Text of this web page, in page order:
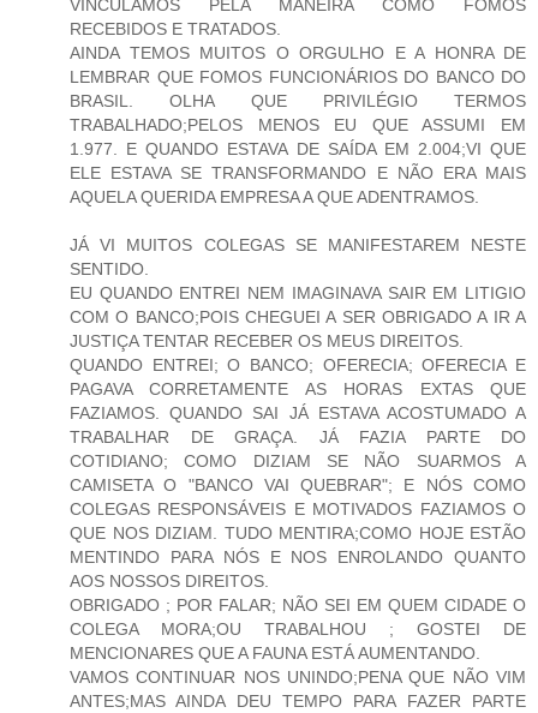
VINCULAMOS PELA MANEIRA COMO FOMOS
RECEBIDOS E TRATADOS.
AINDA TEMOS MUITOS O ORGULHO E A HONRA DE
LEMBRAR QUE FOMOS FUNCIONÁRIOS DO BANCO DO
BRASIL. OLHA QUE PRIVILÉGIO TERMOS
TRABALHADO;PELOS MENOS EU QUE ASSUMI EM
1.977. E QUANDO ESTAVA DE SAÍDA EM 2.004;VI QUE
ELE ESTAVA SE TRANSFORMANDO E NÃO ERA MAIS
AQUELA QUERIDA EMPRESA A QUE ADENTRAMOS.
JÁ VI MUITOS COLEGAS SE MANIFESTAREM NESTE
SENTIDO.
EU QUANDO ENTREI NEM IMAGINAVA SAIR EM LITIGIO
COM O BANCO;POIS CHEGUEI A SER OBRIGADO A IR A
JUSTIÇA TENTAR RECEBER OS MEUS DIREITOS.
QUANDO ENTREI; O BANCO; OFERECIA; OFERECIA E
PAGAVA CORRETAMENTE AS HORAS EXTAS QUE
FAZIAMOS. QUANDO SAI JÁ ESTAVA ACOSTUMADO A
TRABALHAR DE GRAÇA. JÁ FAZIA PARTE DO
COTIDIANO; COMO DIZIAM SE NÃO SUARMOS A
CAMISETA O "BANCO VAI QUEBRAR"; E NÓS COMO
COLEGAS RESPONSÁVEIS E MOTIVADOS FAZIAMOS O
QUE NOS DIZIAM. TUDO MENTIRA;COMO HOJE ESTÃO
MENTINDO PARA NÓS E NOS ENROLANDO QUANTO
AOS NOSSOS DIREITOS.
OBRIGADO ; POR FALAR; NÃO SEI EM QUEM CIDADE O
COLEGA MORA;OU TRABALHOU ; GOSTEI DE
MENCIONARES QUE A FAUNA ESTÁ AUMENTANDO.
VAMOS CONTINUAR NOS UNINDO;PENA QUE NÃO VIM
ANTES;MAS AINDA DEU TEMPO PARA FAZER PARTE